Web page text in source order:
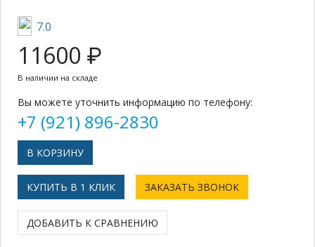
7.0
11600 ₽
В наличии на складе
Вы можете уточнить информацию по телефону:
+7 (921) 896-2830
КУПИТЬ В 1 КЛИК ЗАКАЗАТЬ ЗВОНОК
ДОБАВИТЬ К СРАВНЕНИЮ